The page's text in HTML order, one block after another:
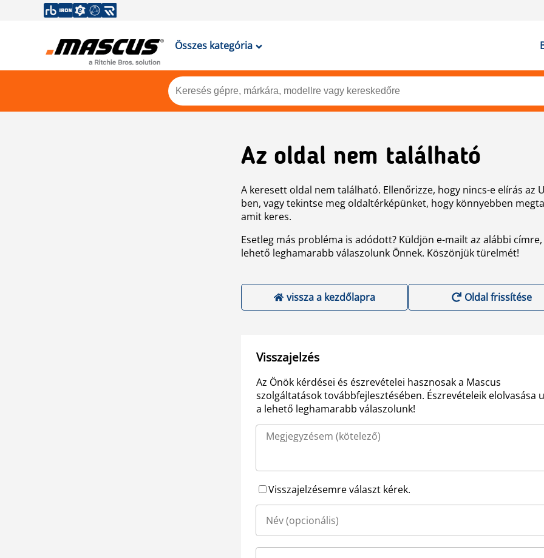
Összes kategória
Az oldal nem található
A keresett oldal nem található. Ellenőrizze, hogy nincs-e elírás az
ben, vagy tekintse meg oldaltérképünket, hogy könnyebben
amit keres.
Esetleg más probléma is adódott? Küldjön e-mailt az alábbi címre,
lehető leghamarabb válaszolunk Önnek. Köszönjük türelmét!
vissza a kezdőlapra Oldal frissítése
Visszajelzés
Az Önök kérdései és észrevételei hasznosak a Mascus
szolgáltatások továbbfejlesztésében. Észrevételeik elolvasása
a lehető leghamarabb válaszolunk!
Visszajelzésemre választ kérek.